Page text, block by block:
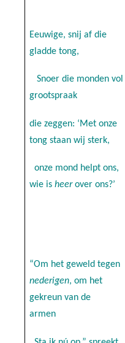
Eeuwige, snij af die
gladde tong,
Snoer die monden vol
grootspraak
die zeggen: ‘Met onze
tong staan wij sterk,
onze mond helpt ons,
wie isheerover ons?’
“Om het geweld tegen
nederigen, om het
gekreun van de
armen